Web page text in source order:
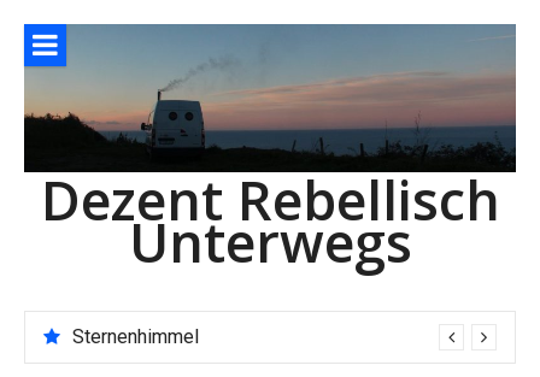
zum
Inhalt
Dezent Rebellisch
Unterwegs
Sternenhimmel